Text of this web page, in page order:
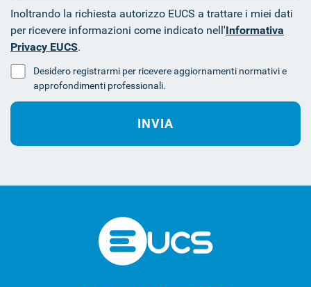
Inoltrando la richiesta autorizzo EUCS a trattare i miei dati
per ricevere informazioni come indicato nell'Informativa
Privacy EUCS.
Desidero registrarmi per ricevere aggiornamenti normativi e
approfondimenti professionali.
INVIA